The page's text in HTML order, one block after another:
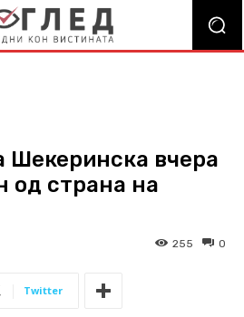
Шекеринска вчера
од страна на
0
255
Twitter